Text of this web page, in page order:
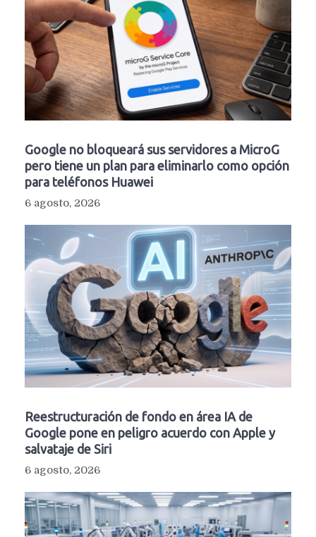
Google no bloqueará sus servidores a MicroG
pero tiene un plan para eliminarlo como opción
para teléfonos Huawei
6 agosto, 2026
Reestructuración de fondo en área IA de
Google pone en peligro acuerdo con Apple y
salvataje de Siri
6 agosto, 2026